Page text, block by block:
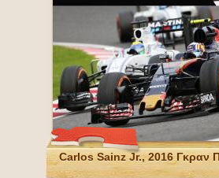
Carlos Sainz Jr., 2016 Γκραν